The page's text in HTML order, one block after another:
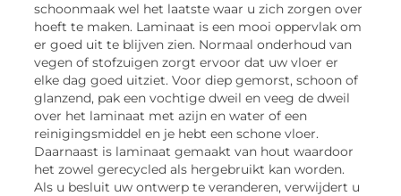
schoonmaak wel het laatste waar u zich zorgen over
hoeft te maken. Laminaat is een mooi oppervlak om
er goed uit te blijven zien. Normaal onderhoud van
vegen of stofzuigen zorgt ervoor dat uw vloer er
elke dag goed uitziet. Voor diep gemorst, schoon of
glanzend, pak een vochtige dweil en veeg de dweil
over het laminaat met azijn en water of een
reinigingsmiddel en je hebt een schone vloer.
Daarnaast is laminaat gemaakt van hout waardoor
het zowel gerecycled als hergebruikt kan worden.
Als u besluit uw ontwerp te veranderen, verwijdert u